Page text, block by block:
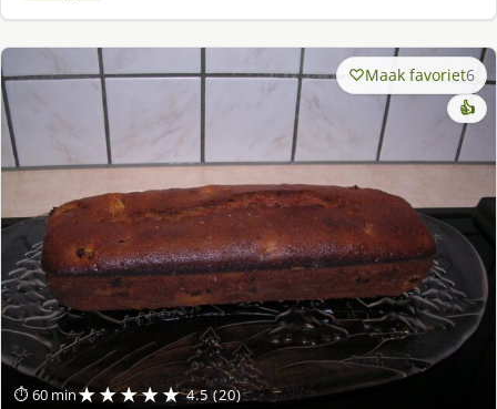
⏱ 60 min★★★★★ 4.5 (20)
Maak favoriet6
👍